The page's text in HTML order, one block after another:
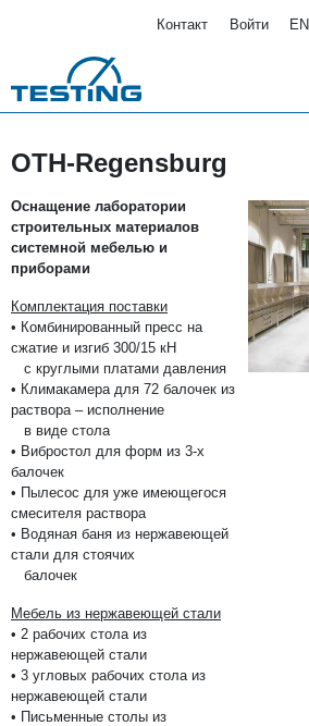
Контакт Войти EN
OTH-Regensburg
Оснащение лаборатории
строительных материалов
системной мебелью и
приборами
Комплектация поставки
• Комбинированный пресс на
сжатие и изгиб 300/15 кН
с круглыми платами давления
• Климакамера для 72 балочек из
раствора – исполнение
в виде стола
• Вибростол для форм из 3-х
балочек
• Пылесос для уже имеющегося
смесителя раствора
• Водяная баня из нержавеющей
стали для стоячих
балочек
Мебель из нержавеющей стали
• 2 рабочих стола из
нержавеющей стали
• 3 угловых рабочих стола из
нержавеющей стали
• Письменные столы из